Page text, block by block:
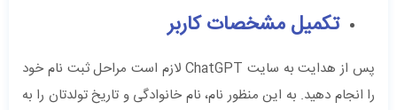
تکمیل مشخصات کاربر
پس از هدایت به سایت ChatGPT لازم است مراحل ثبت نام خود
را انجام دهید. به این منظور نام، نام خانوادگی و تاریخ تولدتان را به